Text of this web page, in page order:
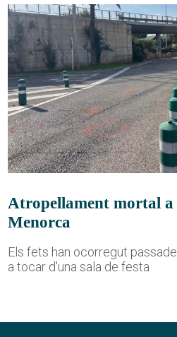
Atropellament mortal a
Menorca
Els fets han ocorregut
a tocar d'una sala de festa